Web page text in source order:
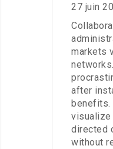
27 juin
markets
after
benefits.
visualize
directed
without